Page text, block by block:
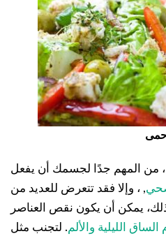
، من المهم جدًا لجسمك أن يفعل
, ، وإلا فقد تتعرض للعديد من
يمكن أن يكون نقص العناصر
الليلية والألم. لتجنب مثل